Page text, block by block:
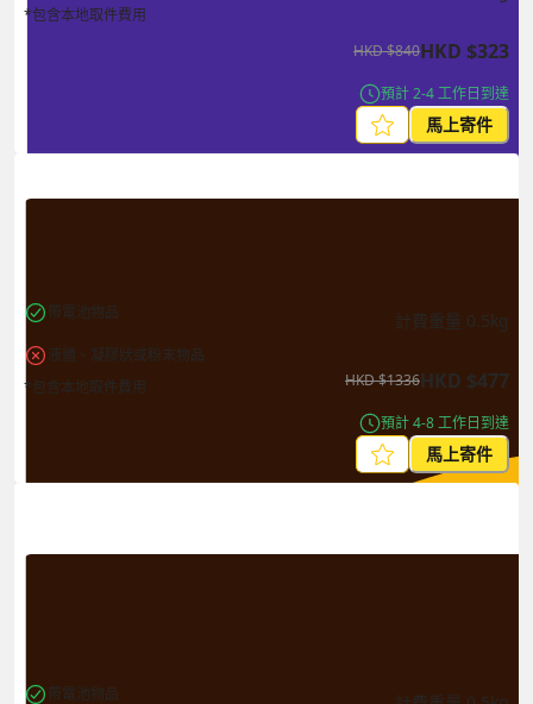
*包含本地取件費用
HKD$840HKD $323
預計 2-4 工作日到達
馬上寄件
帶電池物品
液體、凝膠狀或粉末物品
*包含本地取件費用
計費重量 0.5kg
HKD$1336HKD $477
預計 4-8 工作日到達
馬上寄件
帶電池物品